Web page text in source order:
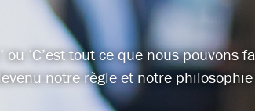
‘C’est tout ce que nous pouvons
notre règle et notre